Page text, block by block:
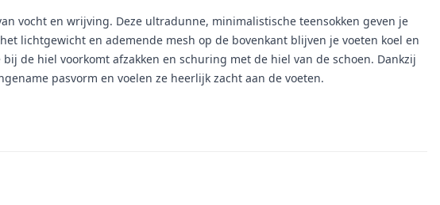
vocht en wrijving. Deze ultradunne, minimalistische teensokken geven je
lichtgewicht en ademende mesh op de bovenkant blijven je voeten koel en
de hiel voorkomt afzakken en schuring met de hiel van de schoen. Dankzij
pasvorm en voelen ze heerlijk zacht aan de voeten.